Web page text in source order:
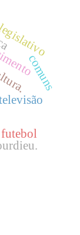
comuns